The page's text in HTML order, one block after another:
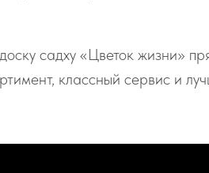
садху «Цветок жизни»
классный сервис и